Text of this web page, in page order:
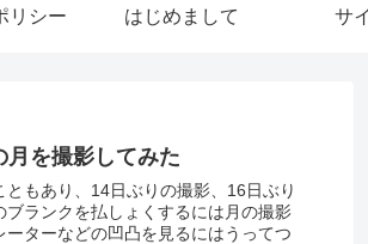
リシー はじめまして サ
月を撮影してみた
もあり、14日ぶりの撮影、16日ぶり
ランクを払しょくするには月の撮影
ターなどの凹凸を見るにはうってつ